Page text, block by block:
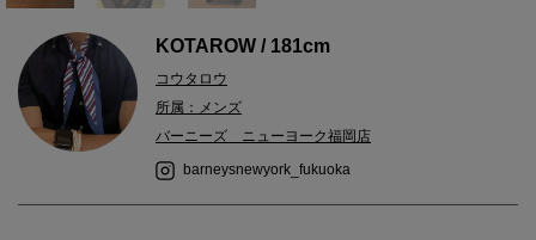
KOTAROW / 181cm
コウタロウ
所属：メンズ
バーニーズ ニューヨーク福岡店
barneysnewyork_fukuoka